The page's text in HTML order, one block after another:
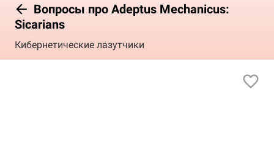
Вопросы про Adeptus Mechanicus:
Sicarians
Кибернетические лазутчики